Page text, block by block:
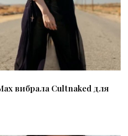
вибрала Cultnaked для